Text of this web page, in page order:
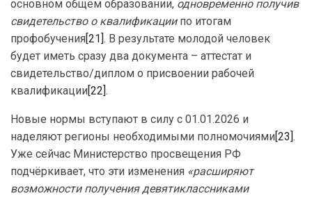
основном общем образовании, одновременно получив
свидетельство о квалификациипо итогам
профобучения[21]. В результате молодой человек
будет иметь сразу два документа – аттестат и
свидетельство/диплом о присвоении рабочей
квалификации[22].
Новые нормы вступают в силу с 01.01.2026 и
наделяют регионы необходимыми полномочиями[23].
Уже сейчас Министерство просвещения РФ
подчёркивает, что эти изменения «расширяют
возможности получения девятиклассниками